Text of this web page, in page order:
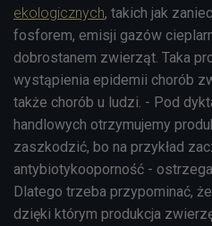
ekologicznych, takich jak
fosforem, emisji gazów
dobrostanem zwierząt. Taka
wystąpienia epidemii chorób
także chorób u ludzi. - Pod
handlowych otrzymujemy
zaszkodzić, bo na przykład
antybiotykooporność -
Dlatego trzeba przypominać,
dzięki którym produkcja